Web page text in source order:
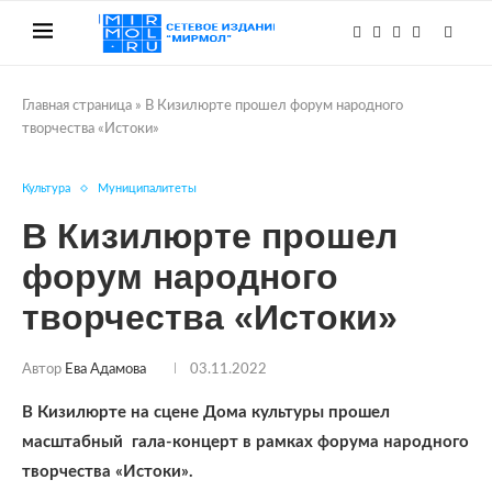
Главная страница » В Кизилюрте прошел форум народного
творчества «Истоки»
Культура Муниципалитеты
В Кизилюрте прошел
форум народного
творчества «Истоки»
Автор Ева Адамова 03.11.2022
В Кизилюрте на сцене Дома культуры прошел
масштабный гала-концерт в рамках форума народного
творчества «Истоки».